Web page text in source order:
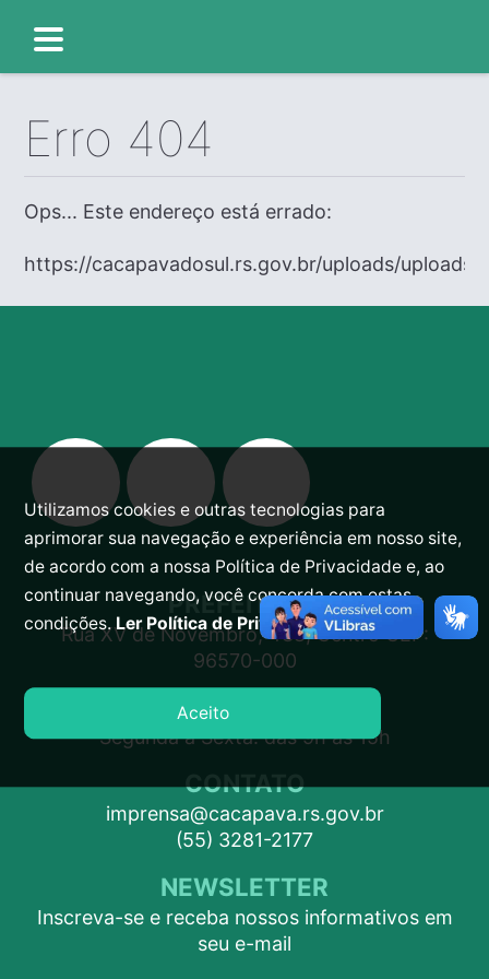
Erro 404
Ops... Este endereço está errado:
https://cacapavadosul.rs.gov.br/uploads/
PREFEITURA
Rua XV de Novembro, 438, Centro CEP:
96570-000
ATENDIMENTO
Segunda a Sexta: das 9h às 15h
CONTATO
imprensa@cacapava.rs.gov.br
(55) 3281-2177
NEWSLETTER
Inscreva-se e receba nossos informativos em
seu e-mail
Utilizamos cookies e outras tecnologias para
aprimorar sua navegação e experiência em nosso site,
de acordo com a nossa Política de Privacidade e, ao
continuar navegando, você concorda com estas
condições.Ler Política de Privacidade.
Aceito